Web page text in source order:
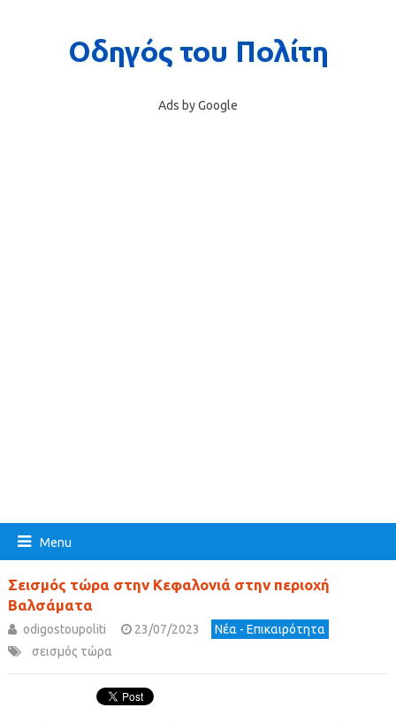
Ads by Google
Menu
Σεισμός τώρα στην Κεφαλονιά στην περιοχή
Βαλσάματα
odigostoupoliti 23/07/2023
Νέα - Επικαιρότητα
σεισμός τώρα